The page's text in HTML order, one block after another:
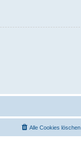
Alle Cookies löschen